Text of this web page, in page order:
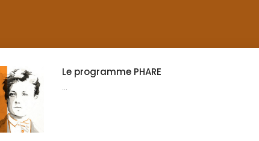
Le programme PHARE
...